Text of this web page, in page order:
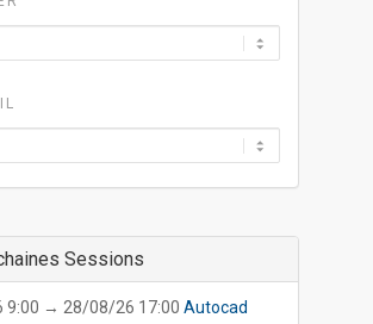
Sessions
9:00 → 28/08/26 17:00Autocad